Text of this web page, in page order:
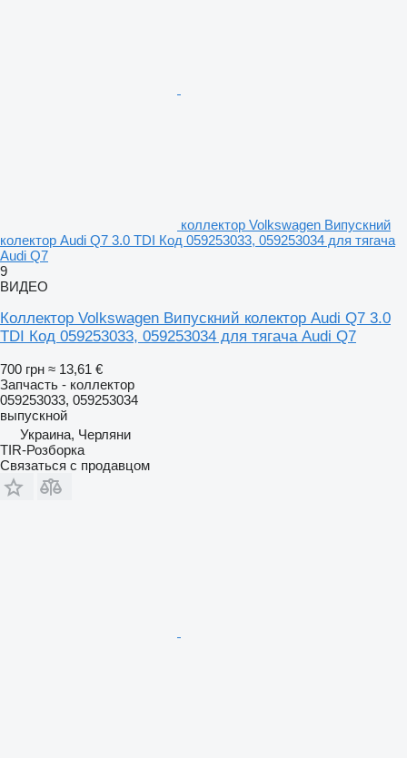
коллектор Volkswagen Випускний
колектор Audi Q7 3.0 TDI Код 059253033, 059253034 для тягача
Audi Q7
9
ВИДЕО
Коллектор Volkswagen Випускний колектор Audi Q7 3.0
TDI Код 059253033, 059253034 для тягача Audi Q7
700 грн ≈ 13,61 €
Запчасть - коллектор
059253033, 059253034
выпускной
Украина, Черляни
TIR-Розборка
Связаться с продавцом